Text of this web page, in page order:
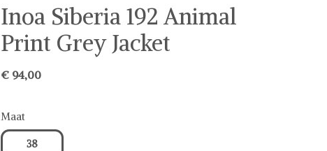
Inoa Siberia 192 Animal
Print Grey Jacket
€ 94,00
Maat
38